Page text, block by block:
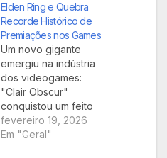
Elden Ring e Quebra
Recorde Histórico de
Premiações nos Games
Um novo gigante
emergiu na indústria
dos videogames:
"Clair Obscur"
conquistou um feito
inédito, superando o
aclamado "Elden
fevereiro 19, 2026
Em "Geral"